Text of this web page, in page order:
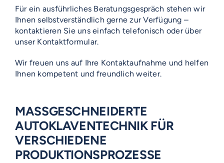
Für ein ausführliches Beratungsgespräch stehen wir
Ihnen selbstverständlich gerne zur Verfügung –
kontaktieren Sie uns einfach telefonisch oder über
unser Kontaktformular.
Wir freuen uns auf Ihre Kontaktaufnahme und helfen
Ihnen kompetent und freundlich weiter.
MASSGESCHNEIDERTE A
UTOKLAVENTECHNIK FÜR V
ERSCHIEDENE P
RODUKTIONSPROZESSE